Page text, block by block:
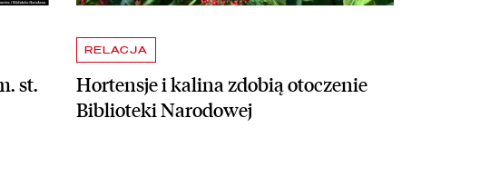
st.
RELACJA
Hortensje i kalina zdobią otoczenie
Biblioteki Narodowej